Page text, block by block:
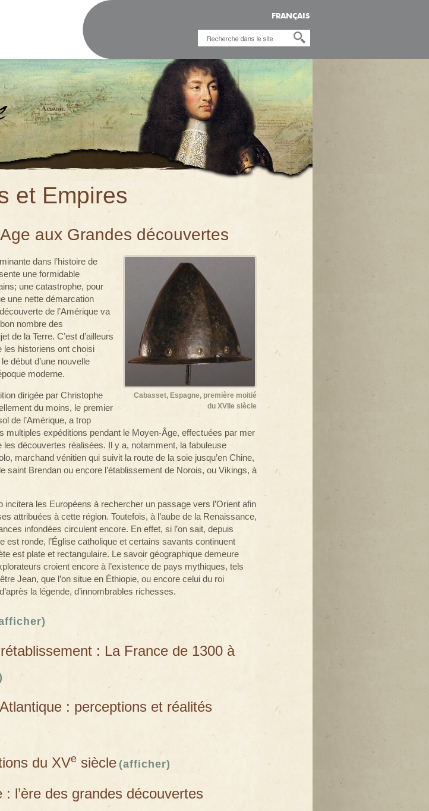
FRANÇAIS
et Empires
aux Grandes découvertes
Cabasset, Espagne, première moitié
du XVIIe siècle
dans l’histoire de
une formidable
une catastrophe, pour
une nette démarcation
de l’Amérique va
nombre des
de la Terre. C’est d’ailleurs
les historiens ont choisi
début d’une nouvelle
moderne.
dirigée par Christophe
du moins, le premier
de l’Amérique, a trop
multiples expéditions pendant le Moyen-Âge, effectuées par mer
les découvertes réalisées. Il y a, notamment, la fabuleuse
marchand vénitien qui suivit la route de la soie jusqu’en Chine,
saint Brendan ou encore l’établissement de Norois, ou Vikings, à
incitera les Européens à rechercher un passage vers l’Orient afin
attribuées à cette région. Toutefois, à l’aube de la Renaissance,
infondées circulent encore. En effet, si l’on sait, depuis
est ronde, l’Église catholique et certains savants continuent
est plate et rectangulaire. Le savoir géographique demeure
croient encore à l’existence de pays mythiques, tels
Jean, que l’on situe en Éthiopie, ou encore celui du roi
la légende, d’innombrables richesses.
: La France de 1300 à
: perceptions et réalités
du XVe siècle (afficher)
: l’ère des grandes découvertes